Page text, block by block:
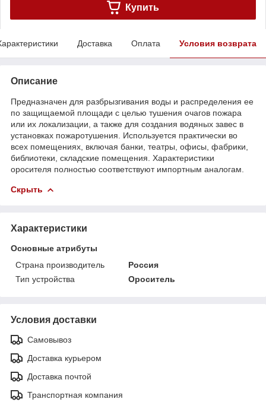
Купить
Доставка Оплата Условия возврата
Описание
Предназначен для разбрызгивания воды и распределения ее
по защищаемой площади с целью тушения очагов пожара
или их локализации, а также для создания водяных завес в
установках пожаротушения. Используется практически во
всех помещениях, включая банки, театры, офисы, фабрики,
библиотеки, складские помещения. Характеристики
оросителя полностью соответствуют импортным аналогам.
Скрыть
Характеристики
Основные атрибуты
Страна производитель
Россия
Тип устройства
Ороситель
Условия доставки
Самовывоз
Доставка курьером
Доставка почтой
Транспортная компания